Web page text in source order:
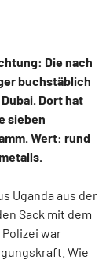
Die nach
buchstäblich
Dort hat
sieben
Wert: rund
Uganda aus der
Sack mit dem
war
Wie